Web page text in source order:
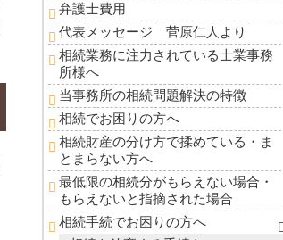
弁護士費用
代表メッセージ 菅原仁人より
相続業務に注力されている士業事務
所様へ
当事務所の相続問題解決の特徴
相続でお困りの方へ
相続財産の分け方で揉めている・ま
とまらない方へ
最低限の相続分がもらえない場合・
もらえないと指摘された場合
相続手続でお困りの方へ